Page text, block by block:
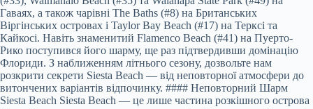
Гаваях, а також чарівні The Baths (#8) на Британських
Віргінських островах і Taylor Bay Beach (#17) на Терксі та
Кайкосі. Навіть знаменитий Flamenco Beach (#41) на Пуерто-
Рико поступився його шарму, ще раз підтвердивши домінацію
Флориди. З наближенням літнього сезону, дозвольте нам
розкрити секрети Siesta Beach — від неповторної атмосфери до
витончених варіантів відпочинку. #### Неповторний Шарм
Siesta Beach Siesta Beach — це лише частина розкішного острова